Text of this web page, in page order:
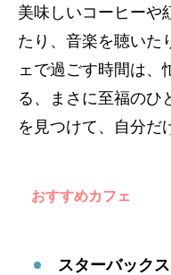
美味しいコーヒーや
たり、音楽を聴い
ェで過ごす時間は、
る、まさに至福のひ
を見つけて、自分だ
おすすめカフェ
スターバック